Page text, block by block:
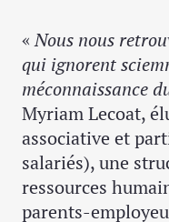
«Nous nous
qui ignorent
méconnaissance
Myriam Lecoat,
associative et
salariés), une
ressources
parents-